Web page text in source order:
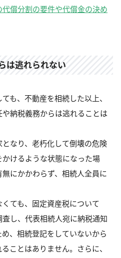
償分割の要件や代償金の決め
は逃れられない
も、不動産を相続した以上、
納税義務からは逃れることは
なり、老朽化して倒壊の危険
けるような状態になった場
にかかわらず、相続人全員に
ても、固定資産税について
し、代表相続人宛に納税通知
、相続登記をしていないから
ことはありません。さらに、